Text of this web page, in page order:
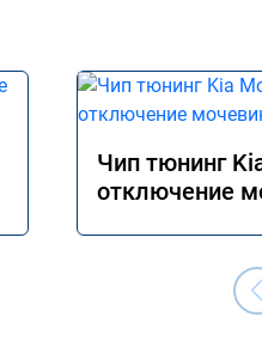
Чип тюнинг
отключение